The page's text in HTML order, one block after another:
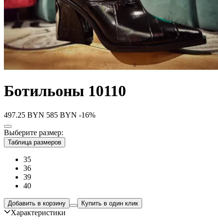
Ботильоны 10110
497.25 BYN 585 BYN -16%
Выберите размер:
Таблица размеров
35
36
39
40
Добавить в корзину Купить в один клик
Характеристики